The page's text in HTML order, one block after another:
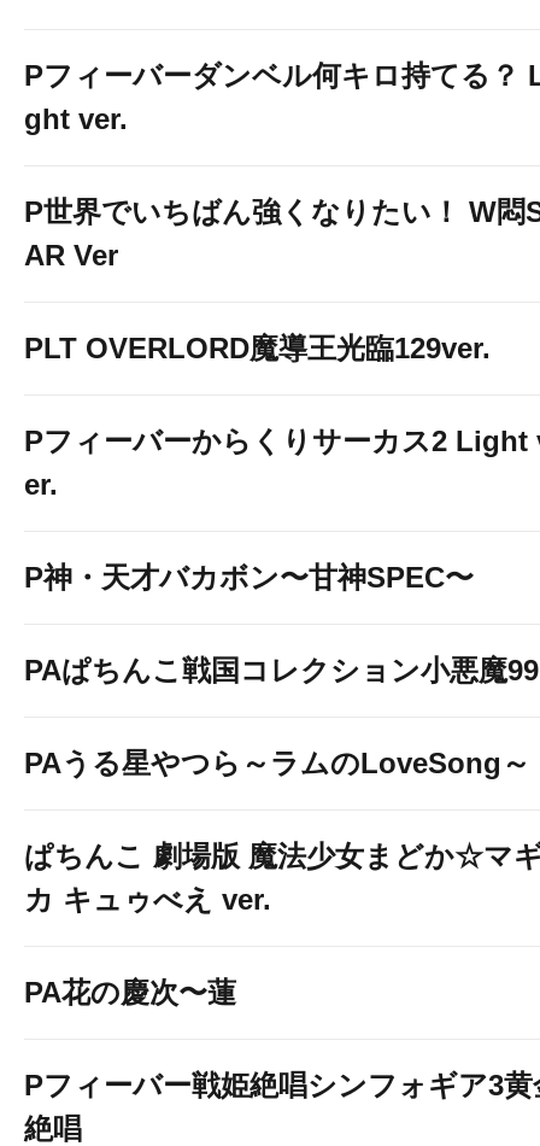
Pフィーバーダンベル何キロ持てる？
ght ver.
P世界でいちばん強くなりたい！ W悶
AR Ver
PLT OVERLORD魔導王光臨129ver.
Pフィーバーからくりサーカス2 Light
er.
P神・天才バカボン〜甘神SPEC〜
PAぱちんこ戦国コレクション小悪魔99
PAうる星やつら～ラムのLoveSong～
ぱちんこ 劇場版 魔法少女まどか☆マ
カ キュゥべえ ver.
PA花の慶次〜蓮
Pフィーバー戦姫絶唱シンフォギア3黄
絶唱